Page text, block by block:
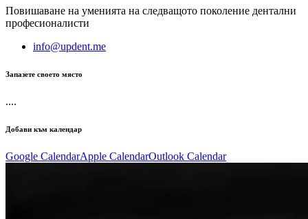
Повишаване на уменията на следващото поколение дентални
професионалисти
info@updent.me
Запазете своето място
....
Добави към календар
Google CalendarApple CalendarOutlook Calendar